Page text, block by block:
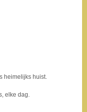
heimelijks huist.
elke dag.